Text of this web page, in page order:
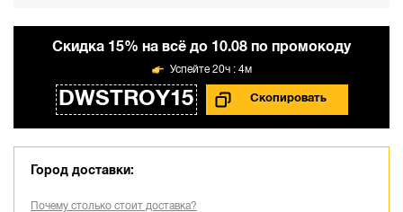
Cкидка 15% на всё до 10.08 по промокоду
DWSTROY15
20ч : 4м
Город доставки:
Почему столько стоит доставка?